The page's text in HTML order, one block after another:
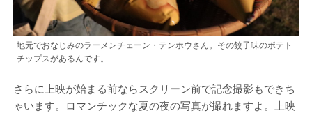
地元でおなじみのラーメンチェーン・テンホウさん。その餃子味のポテト
チップスがあるんです。
さらに上映が始まる前ならスクリーン前で記念撮影もできち
ゃいます。ロマンチックな夏の夜の写真が撮れますよ。上映